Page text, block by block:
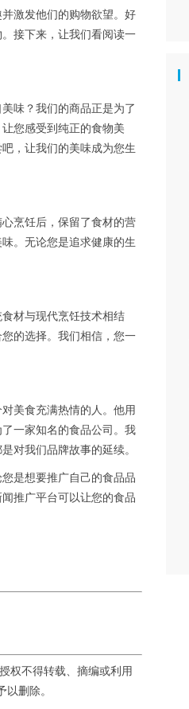
激发他们的购物欲望。好
接下来，让我们看阅读一
味？我们的商品正是为了
您感受到纯正的食物美
，让我们的美味成为您生
烹饪后，保留了食材的营
。无论您是追求健康的生
材与现代烹饪技术相结
的选择。我们相信，您一
美食充满热情的人。他用
一家知名的食品公司。我
对我们品牌故事的延续。
是想要推广自己的食品品
推广平台可以让您的食品
权不得转载、摘编或利用
删除。